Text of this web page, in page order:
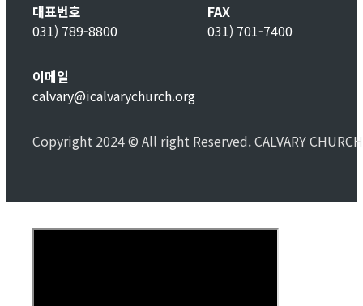
대표번호
031) 789-8800
FAX
031) 701-7400
이메일
calvary@icalvarychurch.org
Copyright 2024 © All right Reserved. CALVARY CHURCH